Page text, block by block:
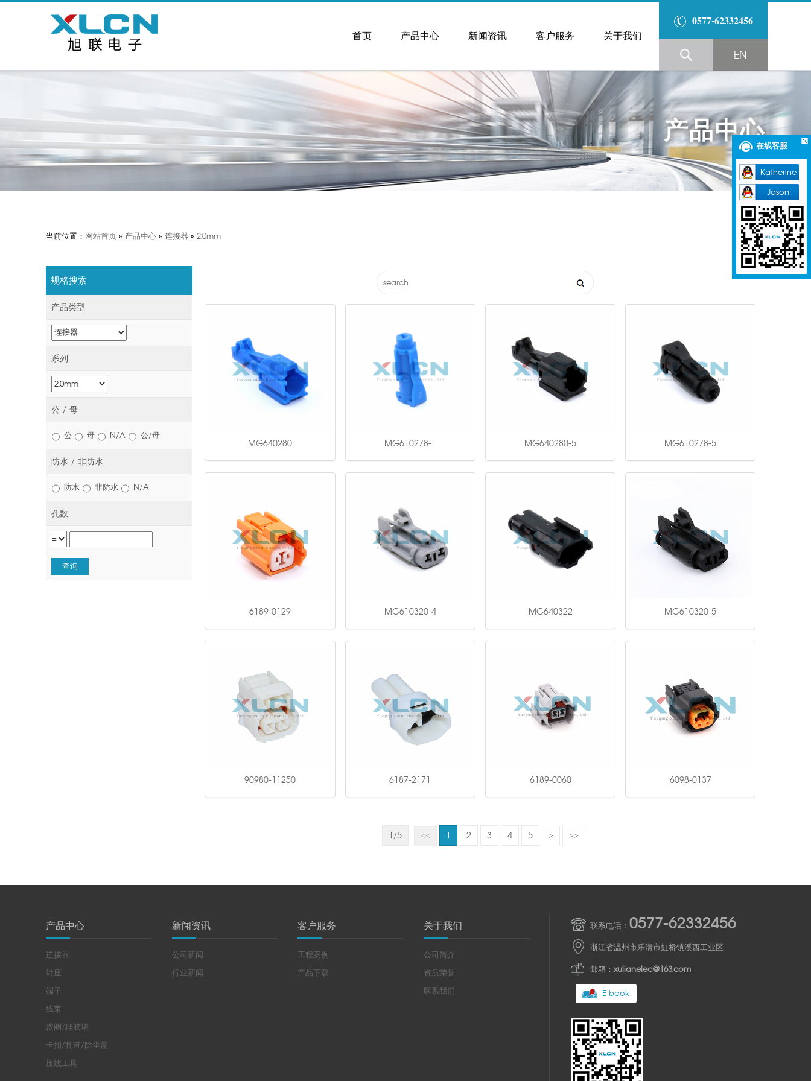
首页 产品中心 新闻资讯 客户服务 关于我们
0577-62332456
EN
产品中心
当前位置： 网站首页 » 产品中心 » 连接器 » 2.0mm
规格搜索
产品类型
系列
公 / 母
公 母 N/A 公/母
防水 / 非防水
防水 非防水 N/A
孔数
MG640280 MG610278-1 MG640280-5 MG610278-5
6189-0129 MG610320-4 MG640322 MG610320-5
90980-11250 6187-2171 6189-0060 6098-0137
1/5 << 1 2 3 4 5 > >>
产品中心
连接器
针座
端子
线束
皮圈/硅胶堵
卡扣/扎带/防尘盖
压线工具
新闻资讯
公司新闻
行业新闻
客户服务
工程案例
产品下载
关于我们
公司简介
资质荣誉
联系我们
联系电话：0577-62332456
浙江省温州市乐清市虹桥镇溪西工业区
邮箱：xulianelec@163.com
E-book
在线客服
Katherine
Jason